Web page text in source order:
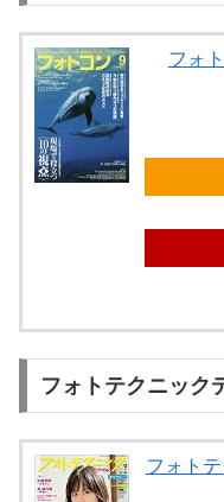
フォ
フォトテクニック
フォト